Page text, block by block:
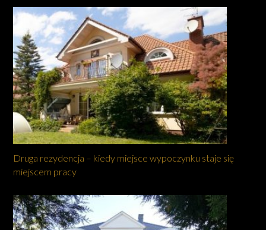
Druga rezydencja – kiedy miejsce wypoczynku staje się
miejscem pracy